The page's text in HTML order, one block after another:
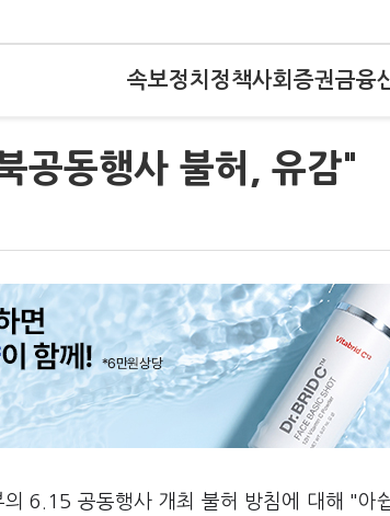
속보정치 정책사회 증권금융
공동행사 불허, 유감"
6.15 공동행사 개최 불허 방침에 대해 "아